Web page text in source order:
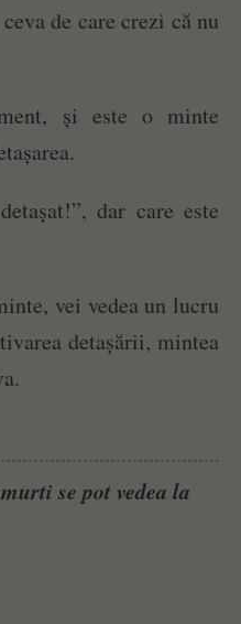
de care crezi că nu
și este o minte
dar care este
vei vedea un lucru
detașării, mintea
se pot vedea la